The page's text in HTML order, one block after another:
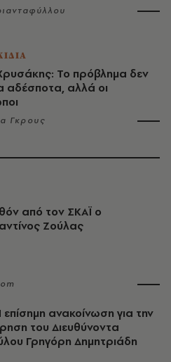
Το πρόβλημα δεν
αδέσποτα, αλλά οι
Γκρους
από τον ΣΚΑΪ ο
Ζούλας
επίσημη ανακοίνωση για την
του Διευθύνοντα
Γρηγόρη Δημητριάδη